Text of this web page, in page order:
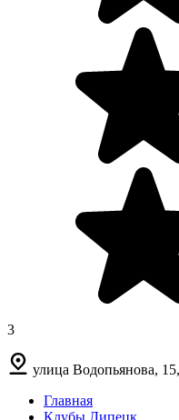
3
улица Водопьянова,
Главная
Клубы Липецк